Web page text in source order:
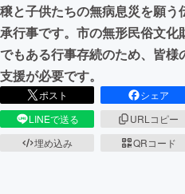
穣と子供たちの無病息災を願う
承行事です。市の無形民俗文化
でもある行事存続のため、皆様
支援が必要です。
ポスト
シェア
LINEで送る
URLコピー
埋め込み
QRコード